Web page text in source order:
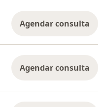
Agendar consulta
Agendar consulta